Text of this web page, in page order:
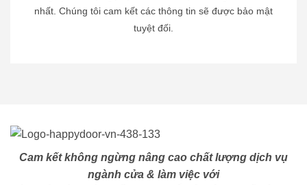
nhất. Chúng tôi cam kết các thông tin sẽ được bảo mật
tuyệt đối.
Cam kết không ngừng nâng cao chất lượng dịch vụ
ngành cửa & làm việc với